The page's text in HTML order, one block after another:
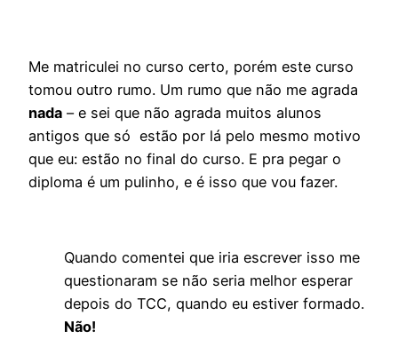
Me matriculei no curso certo, porém este curso
tomou outro rumo. Um rumo que não me agrada
nada – e sei que não agrada muitos alunos
antigos que só estão por lá pelo mesmo motivo
que eu: estão no final do curso. E pra pegar o
diploma é um pulinho, e é isso que vou fazer.
Quando comentei que iria escrever isso me
questionaram se não seria melhor esperar
depois do TCC, quando eu estiver formado.
Não!